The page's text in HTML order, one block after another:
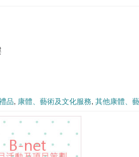
品 康體、藝術及文化服務 其他康體、